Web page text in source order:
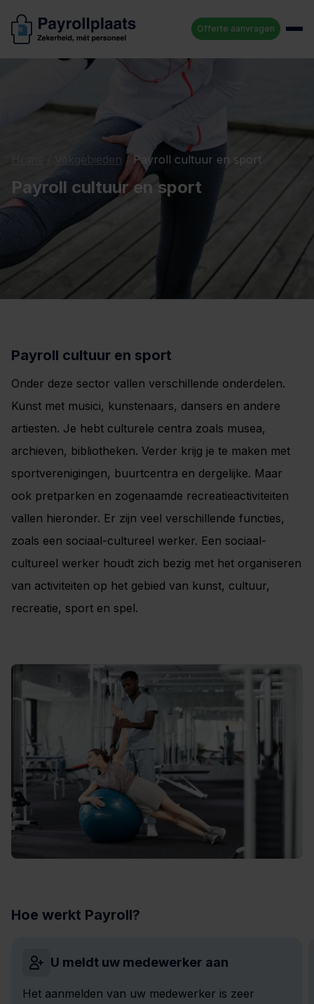
Offerte aanvragen
Vakgebieden / Payroll cultuur en sport
Payroll cultuur en sport
Payroll cultuur en sport
Onder deze sector vallen verschillende onderdelen.
Kunst met musici, kunstenaars, dansers en andere
artiesten. Je hebt culturele centra zoals musea,
archieven, bibliotheken. Verder krijg je te maken met
sportverenigingen, buurtcentra en dergelijke. Maar
ook pretparken en zogenaamde recreatieactiviteiten
vallen hieronder. Er zijn veel verschillende functies,
zoals een sociaal-cultureel werker. Een sociaal-
cultureel werker houdt zich bezig met het organiseren
van activiteiten op het gebied van kunst, cultuur,
recreatie, sport en spel.
Hoe werkt Payroll?
U meldt uw medewerker aan
Het aanmelden van uw medewerker is zeer